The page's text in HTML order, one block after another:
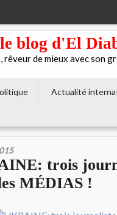
blog d'El
rêveur de mieux avec son
Actualité
trois
MÉDIAS !